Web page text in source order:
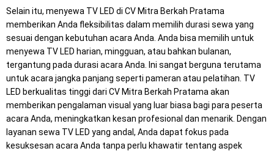
Selain itu, menyewa TV LED di CV Mitra Berkah Pratama
memberikan Anda fleksibilitas dalam memilih durasi sewa yang
sesuai dengan kebutuhan acara Anda. Anda bisa memilih untuk
menyewa TV LED harian, mingguan, atau bahkan bulanan,
tergantung pada durasi acara Anda. Ini sangat berguna terutama
untuk acara jangka panjang seperti pameran atau pelatihan. TV
LED berkualitas tinggi dari CV Mitra Berkah Pratama akan
memberikan pengalaman visual yang luar biasa bagi para peserta
acara Anda, meningkatkan kesan profesional dan menarik. Dengan
layanan sewa TV LED yang andal, Anda dapat fokus pada
kesuksesan acara Anda tanpa perlu khawatir tentang aspek